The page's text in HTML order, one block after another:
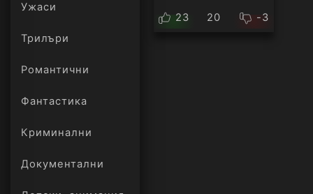
Ужаси
Трилъри
онлайн
Романтични
Фантастика
Криминални
Документални
23 20 -3